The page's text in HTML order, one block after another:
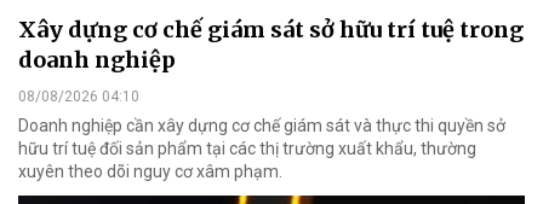
Xây dựng cơ chế giám sát sở hữu trí tuệ trong
doanh nghiệp
08/08/2026 04:10
Doanh nghiệp cần xây dựng cơ chế giám sát và thực thi quyền sở
hữu trí tuệ đối sản phẩm tại các thị trường xuất khẩu, thường
xuyên theo dõi nguy cơ xâm phạm.